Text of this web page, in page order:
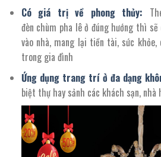
Có giá trị về phong thủy:
đèn chùm pha lê ở đúng hướng thì
vào nhà, mang lại tiền tài, sức
trong gia đình
Ứng dụng trang trí ở đa dạng
biệt thự hay sảnh các khách sạn,